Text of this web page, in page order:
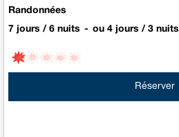
Randonnées
7 jours / 6 nuits ou 4 jours / 3 nuits
Réserver